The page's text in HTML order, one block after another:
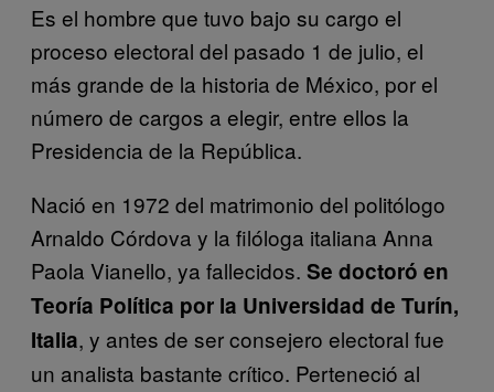
Es el hombre que tuvo bajo su cargo el
proceso electoral del pasado 1 de julio, el
más grande de la historia de México, por el
número de cargos a elegir, entre ellos la
Presidencia de la República.
Nació en 1972 del matrimonio del politólogo
Arnaldo Córdova y la filóloga italiana Anna
Paola Vianello, ya fallecidos. Se doctoró en
Teoría Política por la Universidad de Turín,
Italia, y antes de ser consejero electoral fue
un analista bastante crítico. Perteneció al